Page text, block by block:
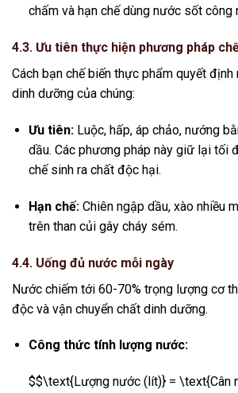
chấm và hạn chế dùng nước sốt công
4.3. Ưu tiên thực hiện phương pháp
Cách bạn chế biến thực phẩm quyết
dinh dưỡng của chúng:
Ưu tiên:Luộc, hấp, áp chảo, nướng
dầu. Các phương pháp này giữ lại tối
chế sinh ra chất độc hại.
Hạn chế:Chiên ngập dầu, xào nhiều
trên than củi gây cháy sém.
4.4. Uống đủ nước mỗi ngày
Nước chiếm tới 60-70% trọng lượng cơ
độc và vận chuyển chất dinh dưỡng.
Công thức tính lượng nước:
$$\text{Lượng nước (lít)} = \text{Cân